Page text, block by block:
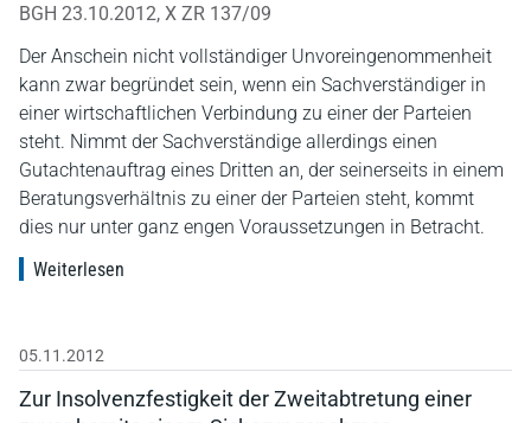
BGH 23.10.2012, X ZR 137/09
Der Anschein nicht vollständiger Unvoreingenommenheit
kann zwar begründet sein, wenn ein Sachverständiger in
einer wirtschaftlichen Verbindung zu einer der Parteien
steht. Nimmt der Sachverständige allerdings einen
Gutachtenauftrag eines Dritten an, der seinerseits in einem
Beratungsverhältnis zu einer der Parteien steht, kommt
dies nur unter ganz engen Voraussetzungen in Betracht.
Weiterlesen
05.11.2012
Zur Insolvenzfestigkeit der Zweitabtretung einer